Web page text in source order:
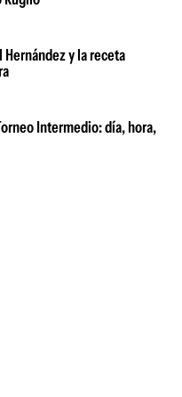
Hernández y la receta
Intermedio: día, hora,